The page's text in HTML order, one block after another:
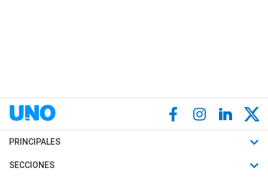
PRINCIPALES
Últimas Noticias
SECCIONES